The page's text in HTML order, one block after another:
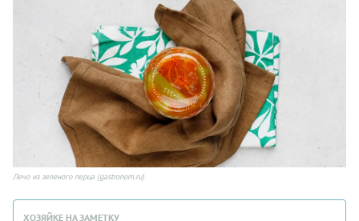
Лечо из зеленого перца (gastronom.ru)
ХОЗЯЙКЕ НА ЗАМЕТКУ